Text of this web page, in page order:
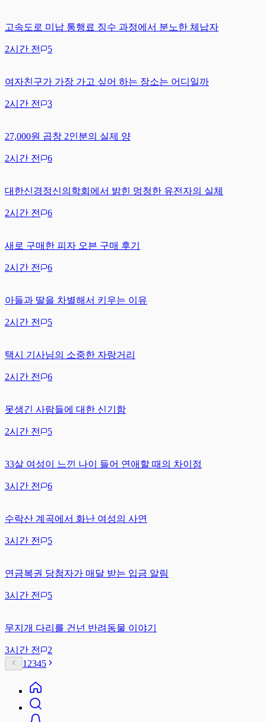
고속도로 미납 통행료 징수 과정에서 분노한 체납자
2시간 전 5
여자친구가 가장 가고 싶어 하는 장소는 어디일까
2시간 전 3
27,000원 곱창 2인분의 실제 양
2시간 전 6
대한신경정신의학회에서 밝힌 멍청한 유전자의 실체
2시간 전 6
새로 구매한 피자 오븐 구매 후기
2시간 전 6
아들과 딸을 차별해서 키우는 이유
2시간 전 5
택시 기사님의 소중한 자랑거리
2시간 전 6
못생긴 사람들에 대한 신기함
2시간 전 5
33살 여성이 느낀 나이 들어 연애할 때의 차이점
3시간 전 6
수락산 계곡에서 화난 여성의 사연
3시간 전 5
연금복권 당첨자가 매달 받는 입금 알림
3시간 전 5
무지개 다리를 건넌 반려동물 이야기
3시간 전
2
1 2345